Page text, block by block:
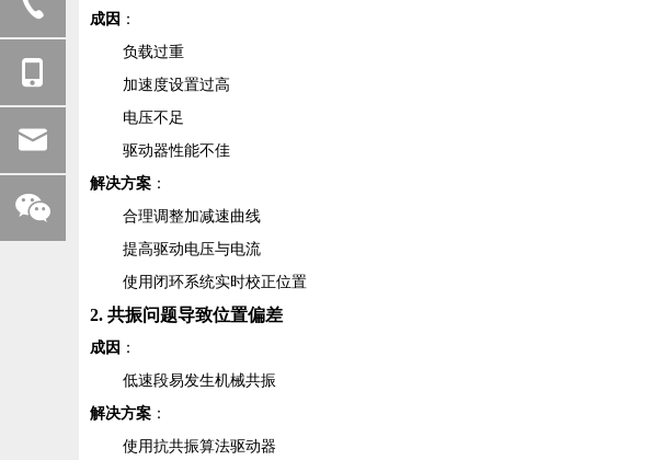
成因 ：
负载过重
加速度设置过高
电压不足
驱动器性能不佳
解决方案 ：
合理调整加减速曲线
提高驱动电压与电流
使用闭环系统实时校正位置
2. 共振问题导致位置偏差
成因 ：
低速段易发生机械共振
解决方案 ：
使用抗共振算法驱动器